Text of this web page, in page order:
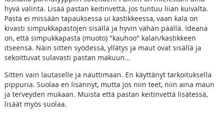
hyvä valinta. Lisää pastan keitinvettä, jos tuntuu liian kuivalta.
Pasta ei missään tapauksessa ui kastikkeessa, vaan kala on
kivasti simpukkapastojen sisällä ja hyvin vähän päällä. Ideana
on, että simpukkapasta (muoto) "kauhoo" kalan/kastikkeen
itseensä. Näin sitten syödessä, yllätys ja maut ovat sisällä ja
sekoittuvat sulavasti pastan makuun...
Sitten vain lautaselle ja nauttimaan. En käyttänyt tarkoituksella
pippuria. Suolaa en lisännyt, mutta jos niin teet, niin aina maun
ja terveyden mukaan. Muista että pastan keitinvettä lisätessä,
lisäät myös suolaa.